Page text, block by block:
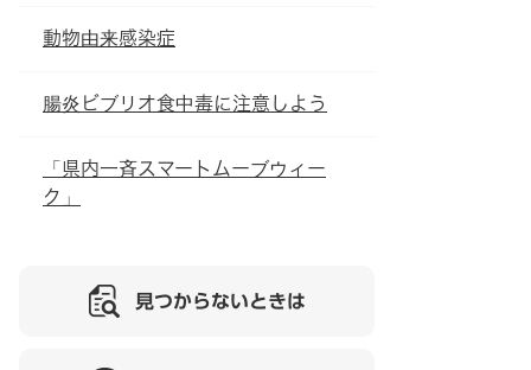
動物由来感染症
腸炎ビブリオ食中毒に注意しよう
「県内一斉スマートムーブウィー
ク」
見つからないときは